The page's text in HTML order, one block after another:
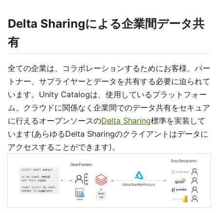
Delta Sharingによる企業間データ共
有
全ての企業は、コラボレーションするためにお客様、パー
トナー、サプライヤーとデータを共有する必要に迫られて
います。Unity Catalogは、使用しているプラットフォー
ム、クラウドに関係なく企業間でのデータ共有をセキュア
に行えるオープンソースのDelta Sharing標準を実装して
います(あらゆるDelta Sharingのクライアントはデータに
アクセスすることができます)。